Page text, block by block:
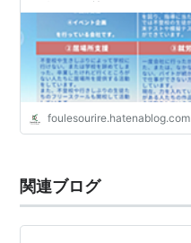
foulesourire.hatenablog.com
関連ブログ